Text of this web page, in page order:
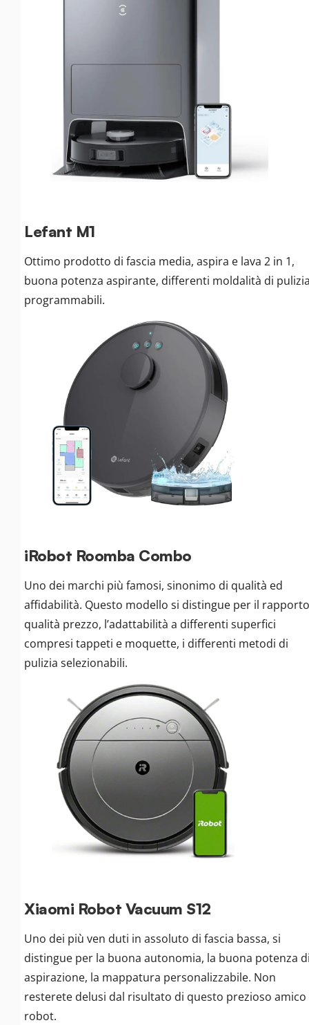
Lefant M1
Ottimo prodotto di fascia media, aspira e lava 2 in 1,
buona potenza aspirante, differenti moldalità di
programmabili.
iRobot Roomba Combo
Uno dei marchi più famosi, sinonimo di qualità ed
affidabilità. Questo modello si distingue per il rapporto
qualità prezzo, l’adattabilità a differenti superfici
compresi tappeti e moquette, i differenti metodi di
pulizia selezionabili.
Xiaomi Robot Vacuum S12
Uno dei più ven duti in assoluto di fascia bassa, si
distingue per la buona autonomia, la buona potenza
aspirazione, la mappatura personalizzabile. Non
resterete delusi dal risultato di questo prezioso amico
robot.